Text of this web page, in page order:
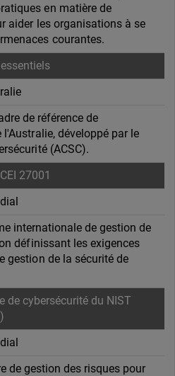
en matière de
aider les organisations à se
courantes.
de référence de
développé par le
(ACSC).
27001
internationale de gestion de
définissant les exigences
gestion de la sécurité de
de cybersécurité du NIST
de gestion des risques pour